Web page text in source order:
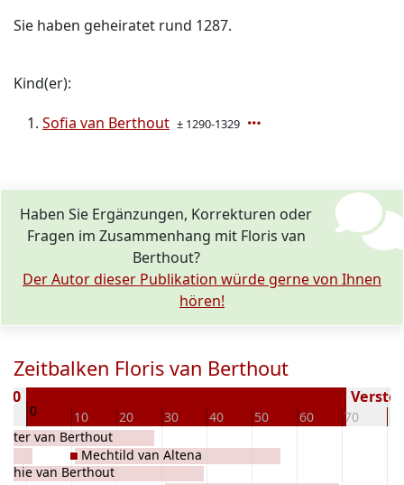
Sie haben geheiratet rund 1287.
Kind(er):
Sofia van Berthout ± 1290-1329
Haben Sie Ergänzungen, Korrekturen oder
Fragen im Zusammenhang mit Floris van
Berthout?
Der Autor dieser Publikation würde gerne von Ihnen
hören!
Zeitbalken Floris van Berthout
0 10 20 30 40 50 60 70
van Berthout
van Berthout
Mechtild van Altena